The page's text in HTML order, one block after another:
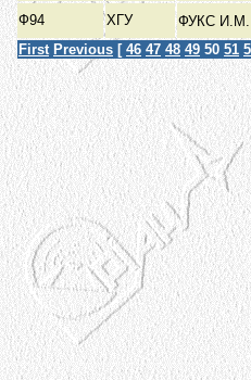
Ф94
ХГУ ФУКС И.М.
First Previous [ 46 47 48 49 50 51